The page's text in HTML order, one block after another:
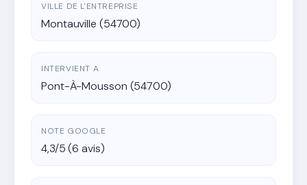
VILLE DE L'ENTREPRISE
Montauville (54700)
INTERVIENT A
Pont-À-Mousson (54700)
NOTE GOOGLE
4,3/5 (6 avis)